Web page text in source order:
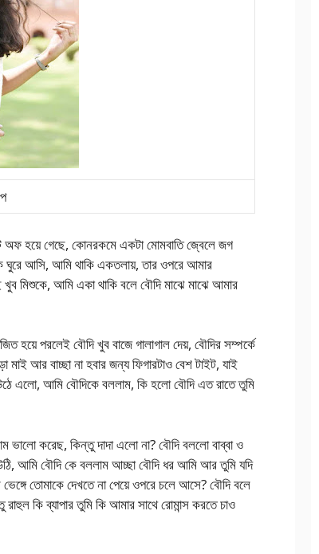
অফ হয়ে গেছে, কোনরকমে একটা মোমবাতি জ্বেলে জগ
ঘুরে আসি, আমি থাকি একতলায়, তার ওপরে আমার
মিশুকে, আমি একা থাকি বলে বৌদি মাঝে মাঝে আমার
হয়ে পরলেই বৌদি খুব বাজে গালাগাল দেয়, বৌদির সম্পর্কে
আর বাচ্ছা না হবার জন্য ফিগারটাও বেশ টাইট, যাই
এলো, আমি বৌদিকে বললাম, কি হলো বৌদি এত রাতে তুমি
ভালো করেছ, কিন্তু দাদা এলো না? বৌদি বললো বাব্বা ও
আমি বৌদি কে বললাম আচ্ছা বৌদি ধর আমি আর তুমি যদি
ভেঙ্গে তোমাকে দেখতে না পেয়ে ওপরে চলে আসে? বৌদি বলে
কি ব্যাপার তুমি কি আমার সাথে রোমান্স করতে চাও